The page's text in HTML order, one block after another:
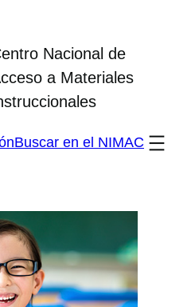
Nacional de
a Materiales
Buscar en el NIMAC